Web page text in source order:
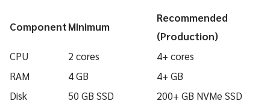
ComponentMinimum
Recommended
(Production)
CPU
2 cores
4+ cores
RAM
4 GB
4+ GB
Disk
50 GB SSD 200+ GB NVMe SSD